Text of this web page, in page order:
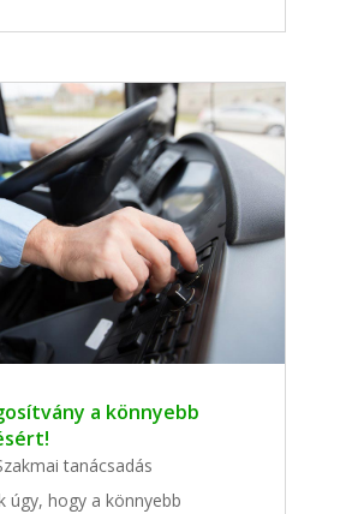
a könnyebb
tanácsadás
úgy, hogy a könnyebb